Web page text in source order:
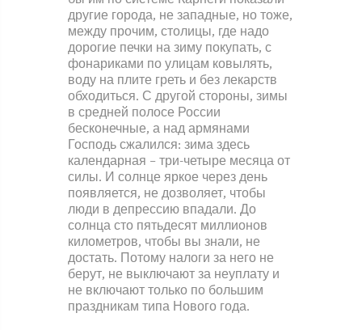
другие города, не западные, но тоже,
между прочим, столицы, где надо
дорогие печки на зиму покупать, с
фонариками по улицам ковылять,
воду на плите греть и без лекарств
обходиться. С другой стороны, зимы
в средней полосе России
бесконечные, а над армянами
Господь сжалился: зима здесь
календарная – три-четыре месяца от
силы. И солнце яркое через день
появляется, не дозволяет, чтобы
люди в депрессию впадали. До
солнца сто пятьдесят миллионов
километров, чтобы вы знали, не
достать. Потому налоги за него не
берут, не выключают за неуплату и
не включают только по большим
праздникам типа Нового года.